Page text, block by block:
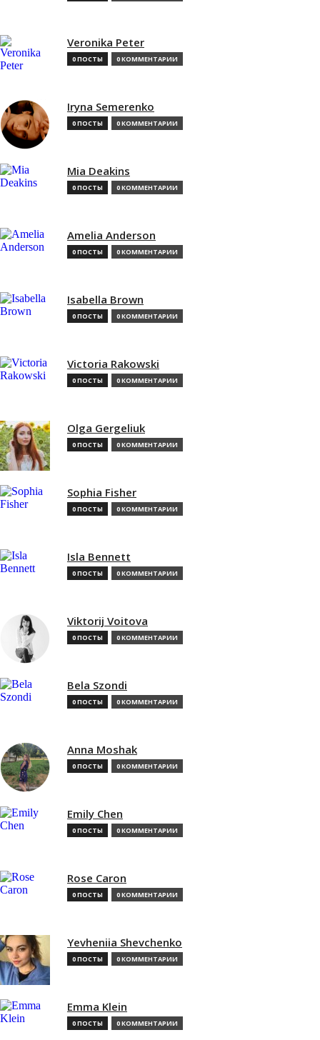
Veronika Peter
0 ПОСТЫ 0 КОММЕНТАРИИ
Iryna Semerenko
0 ПОСТЫ 0 КОММЕНТАРИИ
Mia Deakins
0 ПОСТЫ 0 КОММЕНТАРИИ
Amelia Anderson
0 ПОСТЫ 0 КОММЕНТАРИИ
Isabella Brown
0 ПОСТЫ 0 КОММЕНТАРИИ
Victoria Rakowski
0 ПОСТЫ 0 КОММЕНТАРИИ
Olga Gergeliuk
0 ПОСТЫ 0 КОММЕНТАРИИ
Sophia Fisher
0 ПОСТЫ 0 КОММЕНТАРИИ
Isla Bennett
0 ПОСТЫ 0 КОММЕНТАРИИ
Viktorij Voitova
0 ПОСТЫ 0 КОММЕНТАРИИ
Bela Szondi
0 ПОСТЫ 0 КОММЕНТАРИИ
Anna Moshak
0 ПОСТЫ 0 КОММЕНТАРИИ
Emily Chen
0 ПОСТЫ 0 КОММЕНТАРИИ
Rose Caron
0 ПОСТЫ 0 КОММЕНТАРИИ
Yevheniia Shevchenko
0 ПОСТЫ 0 КОММЕНТАРИИ
Emma Klein
0 ПОСТЫ 0 КОММЕНТАРИИ